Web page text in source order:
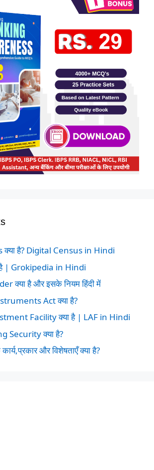
है? Digital Census in Hindi
है | Grokipedia in Hindi
क्या है और इसके नियम हिंदी में
Act क्या है?
Facility क्या है | LAF in Hindi
Security क्या है?
और विशेषताएँ क्या है?